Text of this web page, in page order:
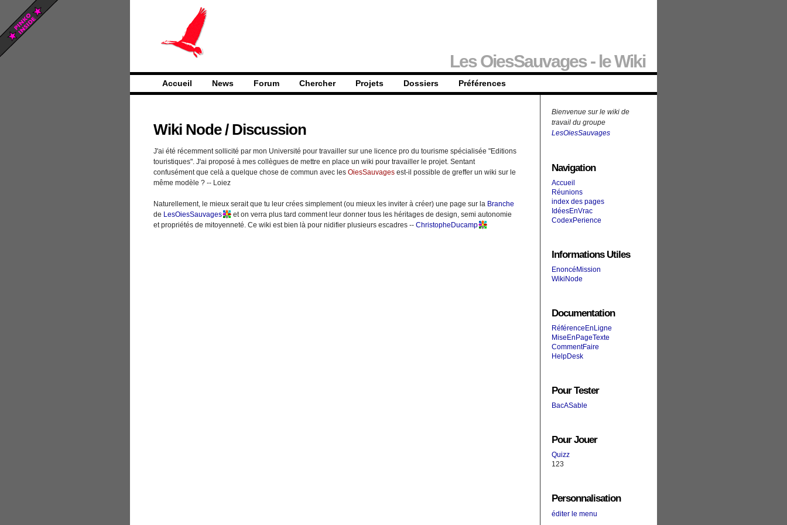
Les OiesSauvages - le Wiki
Accueil News Forum Chercher Projets Dossiers Préférences
Wiki Node/ Discussion
J'ai été récemment sollicité par mon Université pour travailler sur une licence pro du tourisme spécialisée "Editions
touristiques". J'ai proposé à mes collègues de mettre en place un wiki pour travailler le projet. Sentant
confusément que celà a quelque chose de commun avec les OiesSauvages est-il possible de greffer un wiki sur le
même modèle ? -- Loiez
Naturellement, le mieux serait que tu leur crées simplement (ou mieux les inviter à créer) une page sur la Branche
de LesOiesSauvages
et on verra plus tard comment leur donner tous les héritages de design, semi autonomie
et propriétés de mitoyenneté. Ce wiki est bien là pour nidifier plusieurs escadres -- ChristopheDucamp
Bienvenue sur le wiki de
travail du groupe
LesOiesSauvages
Navigation
Accueil
Réunions
index des pages
IdéesEnVrac
CodexPerience
Informations Utiles
EnoncéMission
WikiNode
Documentation
RéférenceEnLigne
MiseEnPageTexte
CommentFaire
HelpDesk
Pour Tester
BacASable
Pour Jouer
Quizz
123
Personnalisation
éditer le menu